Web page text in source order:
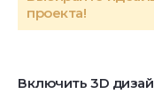
проекта!
Включить 3D